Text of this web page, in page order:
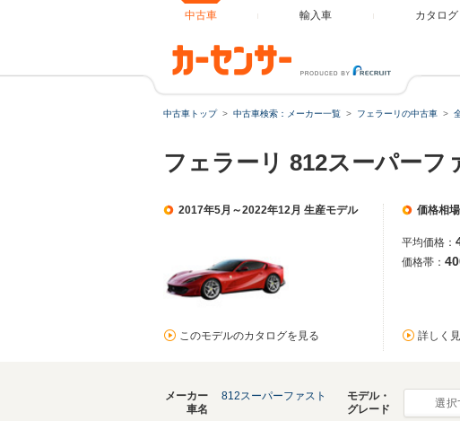
中古車 輸入車 カタログ
中古車トップ 中古車検索：メーカー一覧 フェラーリの中古車
フェラーリ 812スーパーフ
2017年5月～2022年12月 生産モデル
このモデルのカタログを見る
価格相
平均価格：
価格帯：
詳しく
メーカー
車名
812スーパーファスト
モデル・
グレード
選択